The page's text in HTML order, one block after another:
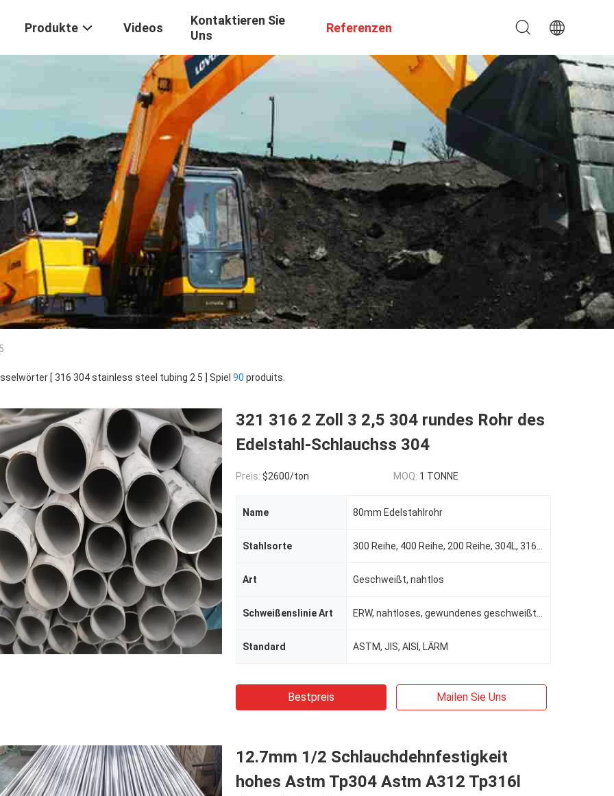
Produkte Videos
Kontaktieren Sie
Uns
Referenzen
[ 316 304 stainless steel tubing 2 5 ] Spiel 90 produits.
321 316 2 Zoll 3 2,5 304 rundes Rohr des
Edelstahl-Schlauchss 304
Preis: $2600/ton MOQ: 1 TONNE
Name 80mm Edelstahlrohr
Stahlsorte
Art Geschweißt, nahtlos
Schweißenslinie Art
Standard ASTM, JIS, AISI, LÄRM
Bestpreis Mailen Sie Uns
12.7mm 1/2 Schlauchdehnfestigkeit
hohes Astm Tp304 Astm A312 Tp316l